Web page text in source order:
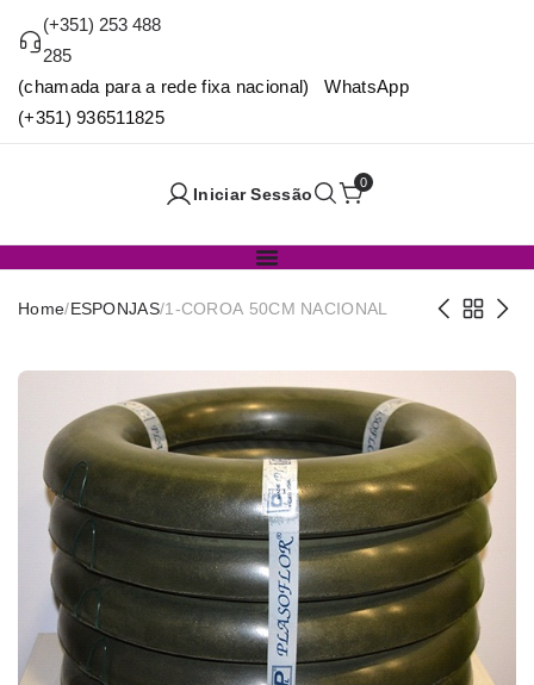
(+351) 253 488
285
(chamada para a rede fixa nacional) WhatsApp
(+351) 936511825
Iniciar Sessão
0
Home/ESPONJAS/1-COROA 50CM NACIONAL